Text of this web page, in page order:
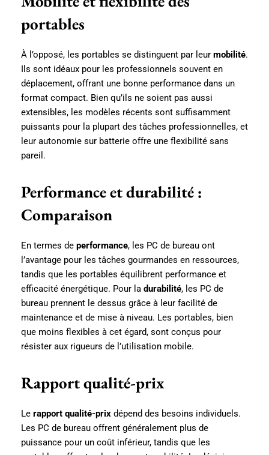
portables
À l’opposé, les portables se distinguent par leur mobilité.
Ils sont idéaux pour les professionnels souvent en
déplacement, offrant une bonne performance dans un
format compact. Bien qu’ils ne soient pas aussi
extensibles, les modèles récents sont suffisamment
puissants pour la plupart des tâches professionnelles, et
leur autonomie sur batterie offre une flexibilité sans
pareil.
Performance et durabilité :
Comparaison
En termes de performance, les PC de bureau ont
l’avantage pour les tâches gourmandes en ressources,
tandis que les portables équilibrent performance et
efficacité énergétique. Pour la durabilité, les PC de
bureau prennent le dessus grâce à leur facilité de
maintenance et de mise à niveau. Les portables, bien
que moins flexibles à cet égard, sont conçus pour
résister aux rigueurs de l’utilisation mobile.
Rapport qualité-prix
Le rapport qualité-prix dépend des besoins individuels.
Les PC de bureau offrent généralement plus de
puissance pour un coût inférieur, tandis que les